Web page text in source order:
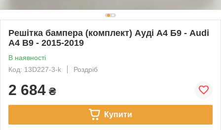
Решітка бампера (комплект) Ауді А4 Б9 - Audi
A4 B9 - 2015-2019
В наявності
Код: 13D227-3-k
Роздріб
2 684 ₴
Купити